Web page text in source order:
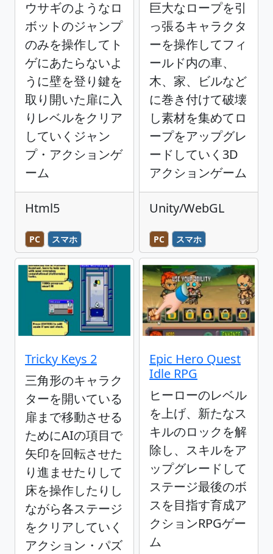
ウサギのようなロ
ボットのジャンプ
のみを操作してト
ゲにあたらないよ
うに壁を登り鍵を
取り開いた扉に入
りレベルをクリア
していくジャン
プ・アクションゲ
ーム
Html5
PC スマホ
巨大なロープを引
っ張るキャラクタ
ーを操作してフィ
ールド内の車、
木、家、ビルなど
に巻き付けて破壊
し素材を集めてロ
ープをアップグレ
ードしていく3D
アクションゲーム
Unity/WebGL
PC スマホ
Tricky Keys 2
三角形のキャラク
ターを開いている
扉まで移動させる
ためにAIの項目で
矢印を回転させた
り進ませたりして
床を操作したりし
ながら各ステージ
をクリアしていく
アクション・パズ
Epic Hero Quest
Idle RPG
ヒーローのレベル
を上げ、新たなス
キルのロックを解
除し、スキルをア
ップグレードして
ステージ最後のボ
スを目指す育成ア
クションRPGゲー
ム